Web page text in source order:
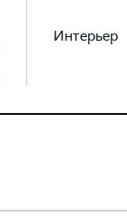
Интерьер